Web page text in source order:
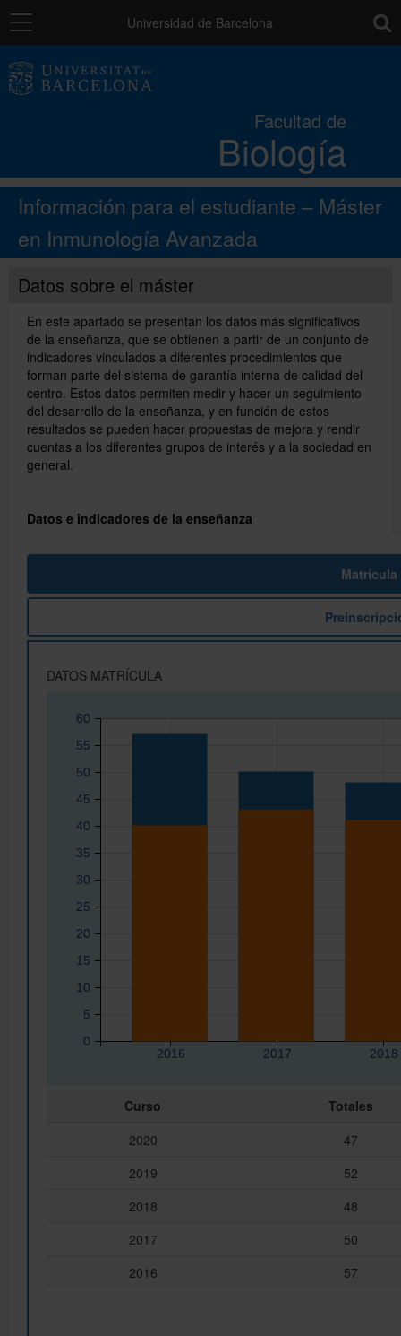
Navegación Universidad de Barcelona
Facultad de
Biología
Estudios
Investigación e innovación
Recursos para el alumnado
Directorio
Català
English
Información para el estudiante – Máster
en Inmunología Avanzada
Datos sobre el máster
En este apartado se presentan los datos más significativos
de la enseñanza, que se obtienen a partir de un conjunto de
indicadores vinculados a diferentes procedimientos que
forman parte del sistema de garantía interna de calidad del
centro. Estos datos permiten medir y hacer un seguimiento
del desarrollo de la enseñanza, y en función de estos
resultados se pueden hacer propuestas de mejora y rendir
cuentas a los diferentes grupos de interés y a la sociedad en
general.
Datos e indicadores de la enseñanza